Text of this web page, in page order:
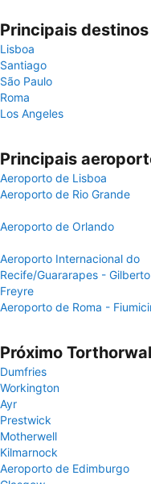
Principais
Lisboa
Santiago
São Paulo
Roma
Los Angeles
Principais
Aeroporto de Lisboa
Aeroporto de Rio Grande
Aeroporto de Orlando
Aeroporto Internacional do
Recife/Guararapes - Gilberto
Freyre
Aeroporto de Roma -
Próximo
Dumfries
Workington
Ayr
Prestwick
Motherwell
Kilmarnock
Aeroporto de Edimburgo